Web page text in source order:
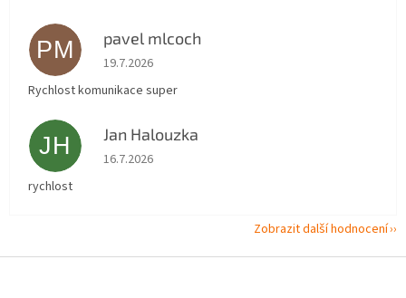
PM pavel mlcoch
Hodnocení obchodu je 5 z 5 hvězdiček.
19.7.2026
Rychlost komunikace super
JH Jan Halouzka
Hodnocení obchodu je 5 z 5 hvězdiček.
16.7.2026
rychlost
Zobrazit další hodnocení